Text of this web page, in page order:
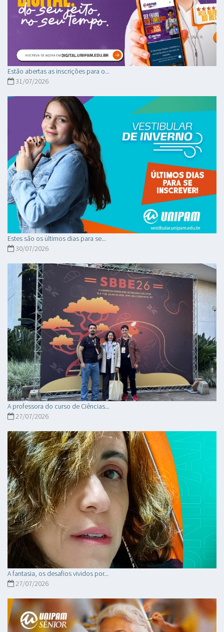
Estão abertas as inscrições para o...
31/07/2026
Estes são os últimos dias para se...
30/07/2026
A professora do curso de Ciências...
27/07/2026
A fantasia, os desafios vividos por...
27/07/2026